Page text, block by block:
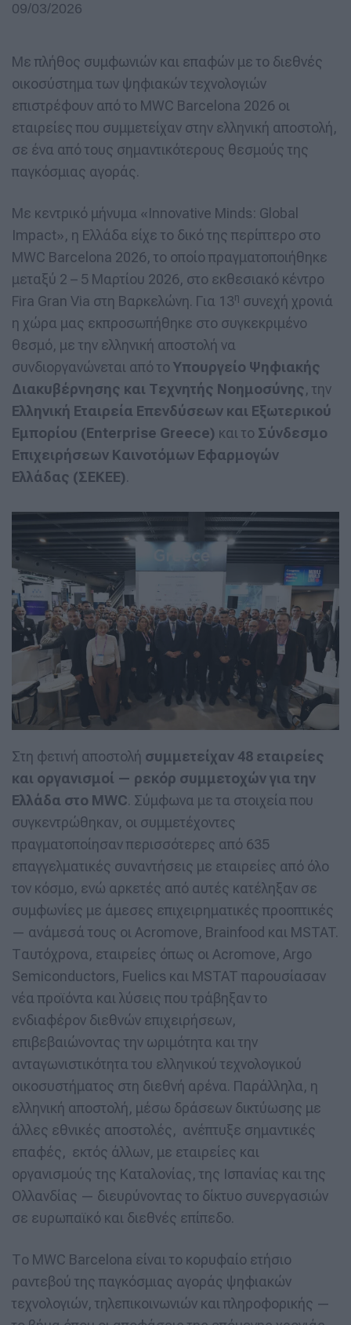
09/03/2026
Με πλήθος συμφωνιών και επαφών με το διεθνές
οικοσύστημα των ψηφιακών τεχνολογιών
επιστρέφουν από το MWC Barcelona 2026 οι
εταιρείες που συμμετείχαν στην ελληνική αποστολή,
σε ένα από τους σημαντικότερους θεσμούς της
παγκόσμιας αγοράς.
Με κεντρικό μήνυμα «Innovative Minds: Global
Impact», η Ελλάδα είχε το δικό της περίπτερο στο
MWC Barcelona 2026, το οποίο πραγματοποιήθηκε
μεταξύ 2 – 5 Μαρτίου 2026, στο εκθεσιακό κέντρο
Fira Gran Via στη Βαρκελώνη. Για 13η συνεχή χρονιά
η χώρα μας εκπροσωπήθηκε στο συγκεκριμένο
θεσμό, με την ελληνική αποστολή να
συνδιοργανώνεται από το Υπουργείο Ψηφιακής
Διακυβέρνησης και Τεχνητής Νοημοσύνης, την
Ελληνική Εταιρεία Επενδύσεων και Εξωτερικού
Εμπορίου (Enterprise Greece) και το Σύνδεσμο
Επιχειρήσεων Καινοτόμων Εφαρμογών
Ελλάδας (ΣΕΚΕΕ).
Στη φετινή αποστολή συμμετείχαν 48 εταιρείες
και οργανισμοί — ρεκόρ συμμετοχών για την
Ελλάδα στο MWC. Σύμφωνα με τα στοιχεία που
συγκεντρώθηκαν, οι συμμετέχοντες
πραγματοποίησαν περισσότερες από 635
επαγγελματικές συναντήσεις με εταιρείες από όλο
τον κόσμο, ενώ αρκετές από αυτές κατέληξαν σε
συμφωνίες με άμεσες επιχειρηματικές προοπτικές
— ανάμεσά τους οι Acromove, Brainfood και MSTAT.
Ταυτόχρονα, εταιρείες όπως οι Acromove, Argo
Semiconductors, Fuelics και MSTAT παρουσίασαν
νέα προϊόντα και λύσεις που τράβηξαν το
ενδιαφέρον διεθνών επιχειρήσεων,
επιβεβαιώνοντας την ωριμότητα και την
ανταγωνιστικότητα του ελληνικού τεχνολογικού
οικοσυστήματος στη διεθνή αρένα. Παράλληλα, η
ελληνική αποστολή, μέσω δράσεων δικτύωσης με
άλλες εθνικές αποστολές, ανέπτυξε σημαντικές
επαφές, εκτός άλλων, με εταιρείες και
οργανισμούς της Καταλονίας, της Ισπανίας και της
Ολλανδίας — διευρύνοντας το δίκτυο συνεργασιών
σε ευρωπαϊκό και διεθνές επίπεδο.
Το MWC Barcelona είναι το κορυφαίο ετήσιο
ραντεβού της παγκόσμιας αγοράς ψηφιακών
τεχνολογιών, τηλεπικοινωνιών και πληροφορικής —